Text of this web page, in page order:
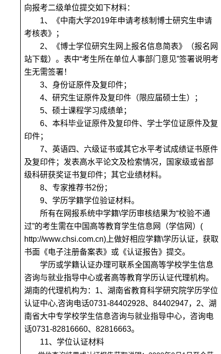
向报考二级单位提交如下材料：
1、《中南大学2019年申请考核制博士研究生申请
考核表》；
2、《博士学位研究生网上报名信息简表》（报名网
站下载）。表中“考生所在单位人事部门意见”签署说明考
生无需签署！
3、身份证原件及复印件；
4、研究生证原件及复印件（限应届硕士生）；
5、硕士课程学习成绩单；
6、本科毕业证原件及复印件、学士学位证原件及复
印件；
7、英语四、六级证书或其它水平考试成绩证书原件
及复印件；发表高水平论文及检索情况，国家级或省部
级科研获奖证书复印件；其它业绩材料。
8、专家推荐书2份；
9、学历学籍学位验证材料。
所有在网报系统中学籍\学历审核结果为“校验不通
过”的考生需在中国高等教育学生信息网（学信网）(
http://www.chsi.com.cn)上做好相应学籍\学历认证，获取
书面《电子注册备案表》或《认证报告》提交。
学历或学籍认证办理可联系全国高等学校学生信息
咨询与就业指导中心或者高等教育学历认证代理机构。
湖南的代理机构为：1、湖南省教育科学研究院学历学位
认证中心,咨询电话0731-84402928、84402947，2、湖
南省大中专学校学生信息咨询与就业指导中心，咨询电
话0731-82816660、82816663。
11、学位认证材料